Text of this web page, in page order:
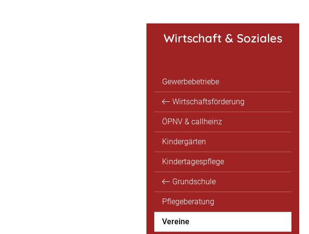
Wirtschaft & Soziales
Gewerbebetriebe
Wirtschaftsförderung
ÖPNV & callheinz
Kindergärten
Kindertagespflege
Grundschule
Pflegeberatung
Vereine